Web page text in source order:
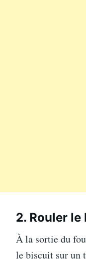
2. Rouler
À la sortie du
le biscuit sur un